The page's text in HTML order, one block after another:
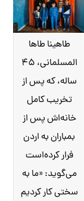
طاهینا طاها
المسلمانی، ۴۵
ساله، که پس از
تخریب کامل
خانه‌اش پس از
بمباران به اردن
فرار کرده‌است
می‌گوید: «ما به
سختی کار کردیم